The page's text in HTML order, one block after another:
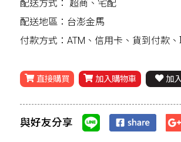
配送方式： 超商、宅配
配送地區：台澎金馬
付款方式：ATM、信用卡、貨到付款
直接購買 加入購物車 加
與好友分享